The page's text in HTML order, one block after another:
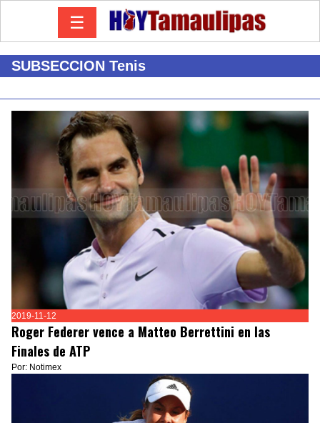
☰
SUBSECCION Tenis
2019-11-12
Roger Federer vence a Matteo Berrettini en las
Finales de ATP
Por: Notimex